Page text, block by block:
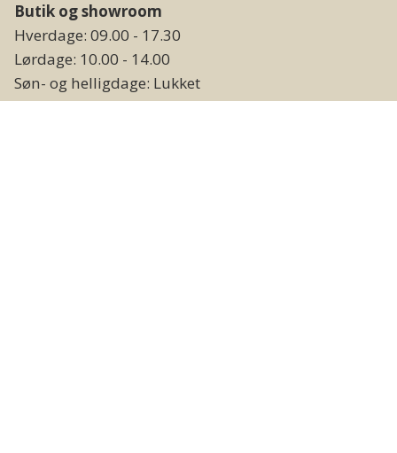
Butik og showroom
Hverdage: 09.00 - 17.30
Lørdage: 10.00 - 14.00
Søn- og helligdage: Lukket